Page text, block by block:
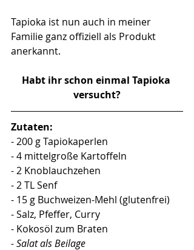
Tapioka ist nun auch in meiner
Familie ganz offiziell als Produkt
anerkannt.
Habt ihr schon einmal Tapioka
versucht?
Zutaten:
- 200 g Tapiokaperlen
- 4 mittelgroße Kartoffeln
- 2 Knoblauchzehen
- 2 TL Senf
- 15 g Buchweizen-Mehl (glutenfrei)
- Salz, Pfeffer, Curry
- Kokosöl zum Braten
- Salat als Beilage